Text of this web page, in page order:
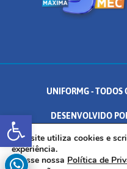
Abrir a barra
UNIFORMG - TODOS
DESENVOLVIDO
AV. DR. ARNALDO DE SENNA,
Este site utiliza cookies e
experiência.
Acesse nossa Política de